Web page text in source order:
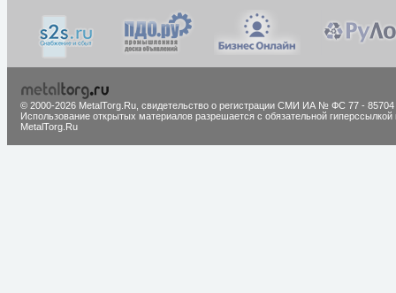
© 2000-2026 MetalTorg.Ru, cвидетельство о регистрации СМИ ИА № ФС 77 - 85704
Использование открытых материалов разрешается с обязательной гиперссылкой
MetalTorg.Ru